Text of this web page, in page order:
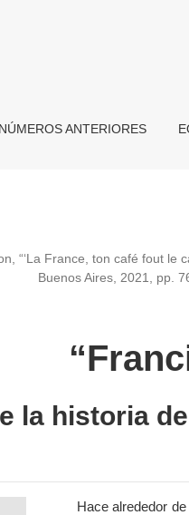
NÚMEROS ANTERIORES
“‘La France, ton café fout le
Buenos Aires, 2021, pp.
la historia
Hace alrededor